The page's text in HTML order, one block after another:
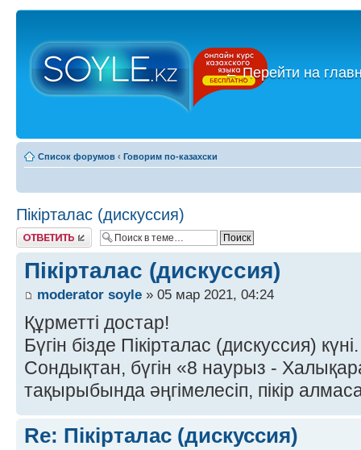
←Перейти на
Список форумов ‹ Говорим по-казахски
Пікірталас (дискуссия)
Ответить
Пікірталас (дискуссия)
moderator soyle » 05 мар 2021, 04:24
Құрметті достар!
Бүгін бізде Пікірталас (дискуссия) күні.
Сондықтан, бүгін «8 наурыз -
тақырыбында әңгімелесіп, пікір
Re: Пікірталас (дискуссия)